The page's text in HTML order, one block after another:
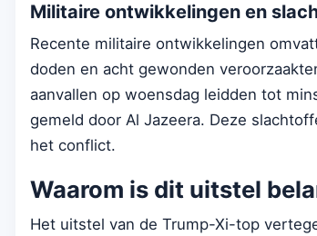
Militaire ontwikkelingen en
Recente militaire ontwikkelingen
doden en acht gewonden
aanvallen op woensdag leidden tot
gemeld door Al Jazeera. Deze
het conflict.
Waarom is dit uitstel
Het uitstel van de Trump-Xi-top